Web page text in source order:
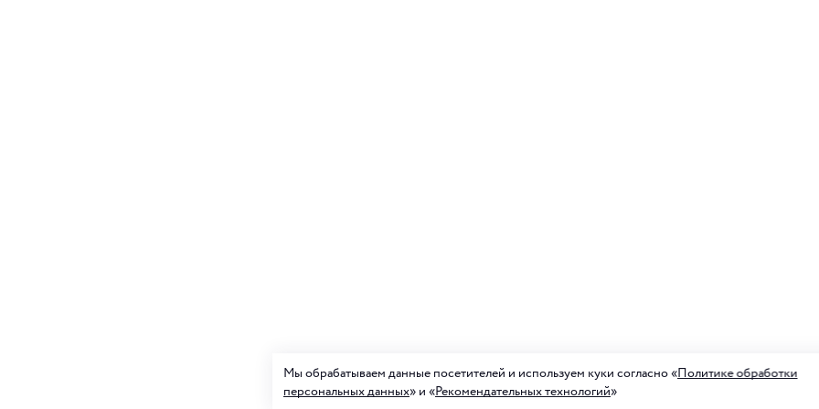
Мы обрабатываем данные посетителей и используем куки согласно «Политике обработки
персональных данных» и «Рекомендательных технологий»